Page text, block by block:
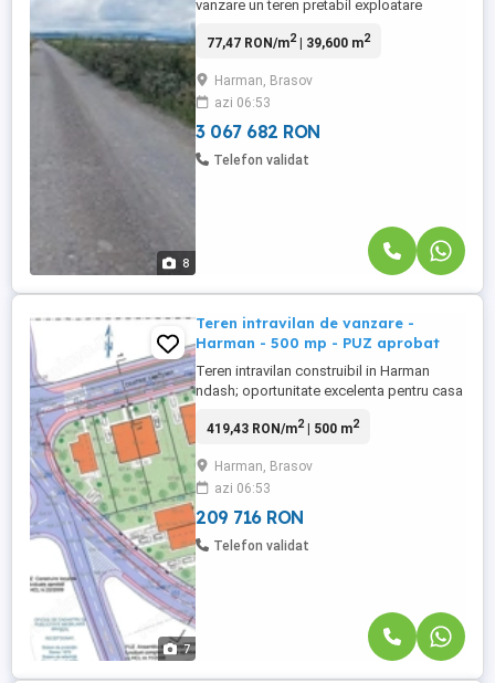
8
vanzare un teren pretabil exploatare
vanzare teren cu potential excelent pentru
o zona cu acces facil la drumurile
principale si infrastructura potrivita pentru
desfasurarea activitatilor ...
77,47 RON/m2| 39,600 m2
Harman, Brasov
azi 06:53
3 067 682 RON
Telefon validat
7
Teren intravilan de vanzare -
Harman - 500 mp - PUZ aprobat
Teren intravilan construibil in Harman
ndash; oportunitate excelenta pentru casa
Imagineaza-ti propria casa, construita
si aerisita, la doar cateva minute de
Brasov. Acest teren din Harman iti ofera
spatiul, libertatea ...
419,43 RON/m2| 500 m2
Harman, Brasov
azi 06:53
209 716 RON
Telefon validat